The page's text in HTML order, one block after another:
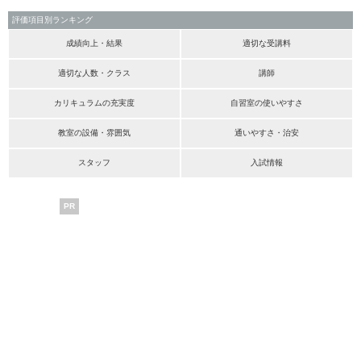
評価項目別ランキング
成績向上・結果 適切な受講料
適切な人数・クラス 講師
カリキュラムの充実度 自習室の使いやすさ
教室の設備・雰囲気 通いやすさ・治安
スタッフ 入試情報
PR